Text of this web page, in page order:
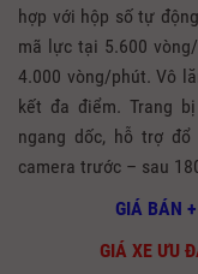
hợp với hộp số tự
mã lực tại 5.600
4.000 vòng/phút. Vô
kết đa điểm. Trang
ngang dốc, hỗ trợ
camera trước – sau
GIÁ BÁN
GIÁ XE ƯU